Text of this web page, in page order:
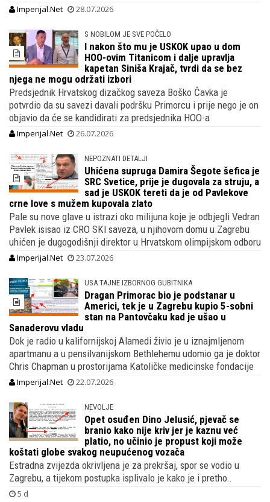
Imperijal.Net 28.07.2026
S NOBILOM JE SVE POČELO
I nakon što mu je USKOK upao u dom
HOO-ovim Titanicom i dalje upravlja
kapetan Siniša Krajač, tvrdi da se bez
njega ne mogu održati izbori
Predsjednik Hrvatskog dizačkog saveza Boško Čavka je
potvrdio da su savezi davali podršku Primorcu i prije nego je on
objavio da će se kandidirati za predsjednika HOO-a
Imperijal.Net 26.07.2026
NEPOZNATI DETALJI
Uhićena supruga Damira Šegote šefica je
SRC Svetice, prije je dugovala za struju, a
sad je USKOK tereti da je od Pavlekove
crne love s mužem kupovala zlato
Pale su nove glave u istrazi oko milijuna koje je odbjegli Vedran
Pavlek isisao iz CRO SKI saveza, u njihovom domu u Zagrebu
uhićen je dugogodišnji direktor u Hrvatskom olimpijskom odboru
Imperijal.Net 23.07.2026
USA TAJNE IZBORNOG GUBITNIKA
Dragan Primorac bio je podstanar u
Americi, tek je u Zagrebu kupio 5-sobni
stan na Pantovčaku kad je ušao u
Sanaderovu vladu
Dok je radio u kalifornijskoj Alamedi živio je u iznajmljenom
apartmanu a u pensilvanijskom Bethlehemu udomio ga je doktor
Chris Chapman u prostorijama Katoličke medicinske fondacije
Imperijal.Net 22.07.2026
NEVOLJE
Opet osuđen Dino Jelusić, pjevač se
branio kako nije kriv jer je kaznu već
platio, no učinio je propust koji može
koštati globe svakog neupućenog vozača
Estradna zvijezda okrivljena je za prekršaj, spor se vodio u
Zagrebu, a tijekom postupka isplivalo je kako je i pretho..
5 d